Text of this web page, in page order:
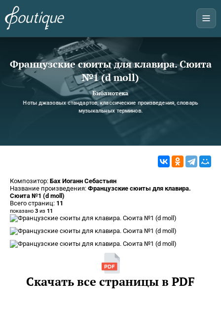
Французские сюиты для клавира. Сюита
№1 (d moll)
Библиотека
Ноты джазовых стандартов, классические произведения, словарь
музыкальных терминов.
Композитор: Бах Иоганн Себастьян
Название произведения: Французские сюиты для клавира.
Сюита №1 (d moll)
Всего страниц: 11
показано 3 из 11
Скачать все страницы в PDF